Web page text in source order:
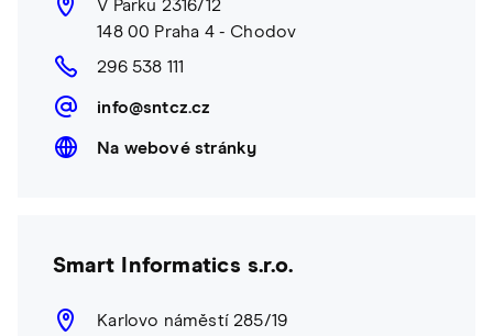
V Parku 2316/12
148 00 Praha 4 - Chodov
296 538 111
info@sntcz.cz
Na webové stránky
Smart Informatics s.r.o.
Karlovo náměstí 285/19